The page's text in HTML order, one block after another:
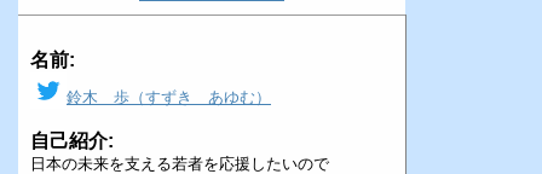
名前:
鈴木 歩（すずき あゆむ）
自己紹介:
日本の未来を支える若者を応援したいので